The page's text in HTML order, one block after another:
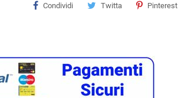
Condividi Twitta Pinterest